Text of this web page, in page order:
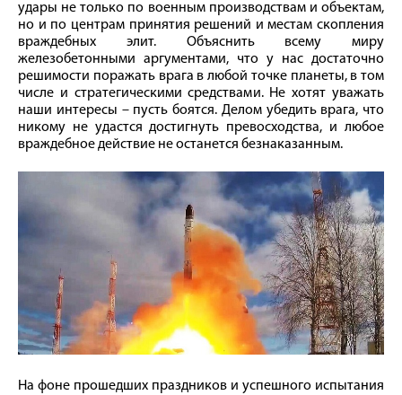
удары не только по военным производствам и объектам,
но и по центрам принятия решений и местам скопления
враждебных элит. Объяснить всему миру
железобетонными аргументами, что у нас достаточно
решимости поражать врага в любой точке планеты, в том
числе и стратегическими средствами. Не хотят уважать
наши интересы – пусть боятся. Делом убедить врага, что
никому не удастся достигнуть превосходства, и любое
враждебное действие не останется безнаказанным.
На фоне прошедших праздников и успешного испытания